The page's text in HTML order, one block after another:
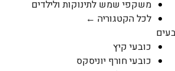
משקפי שמש לתינוקות ולילדים
לכל הקטגוריה ←
כובעי קיץ
כובעי חורף יוניסקס